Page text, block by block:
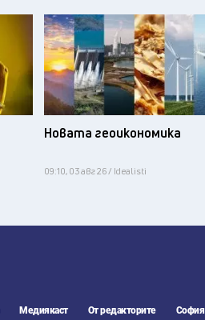
Новата геоикономика
09:10, 03 авг 26 / Idealisti
Медиякаст От редакторите София